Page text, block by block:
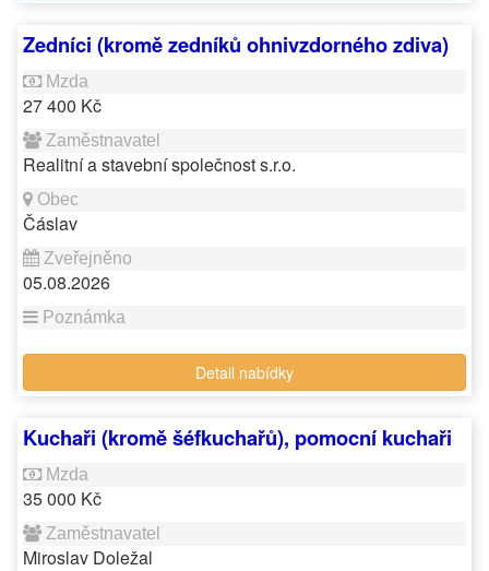
Zedníci (kromě zedníků ohnivzdorného zdiva)
27 400 Kč
Realitní a stavební společnost s.r.o.
Čáslav
05.08.2026
Detail nabídky
Kuchaři (kromě šéfkuchařů), pomocní kuchaři
35 000 Kč
Miroslav Doležal